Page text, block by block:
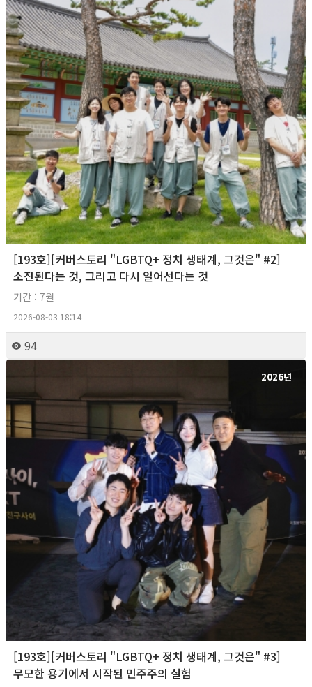
[193호][커버스토리 "LGBTQ+ 정치 생태계, 그것은" #2]
소진된다는 것, 그리고 다시 일어선다는 것
기간 : 7월
2026-08-03 18:14
94
2026년
[193호][커버스토리 "LGBTQ+ 정치 생태계, 그것은" #3]
무모한 용기에서 시작된 민주주의 실험